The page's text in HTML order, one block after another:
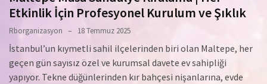
Etkinlik İçin Profesyonel Kurulum ve Şıklık
Rborganizasyon 18 Temmuz 2025
İstanbul’un kıymetli sahil ilçelerinden biri olan Maltepe, her
geçen gün sayısız özel ve kurumsal davete ev sahipliği
yapıyor. Tekne düğünlerinden kır bahçesi nişanlarına, evde